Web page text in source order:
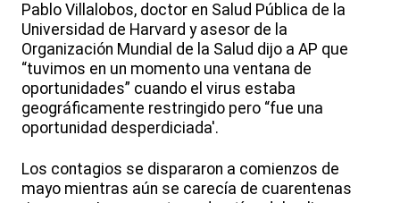
Pablo Villalobos, doctor en Salud Pública de la
Universidad de Harvard y asesor de la
Organización Mundial de la Salud dijo a AP que
“tuvimos en un momento una ventana de
oportunidades” cuando el virus estaba
geográficamente restringido pero “fue una
oportunidad desperdiciada'.
Los contagios se dispararon a comienzos de
mayo mientras aún se carecía de cuarentenas